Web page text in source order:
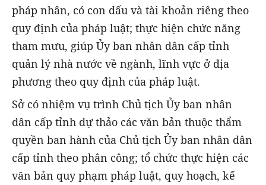
pháp nhân, có con dấu và tài khoản riêng theo
quy định của pháp luật; thực hiện chức năng
tham mưu, giúp Ủy ban nhân dân cấp tỉnh
quản lý nhà nước về ngành, lĩnh vực ở địa
phương theo quy định của pháp luật.
Sở có nhiệm vụ trình Chủ tịch Ủy ban nhân
dân cấp tỉnh dự thảo các văn bản thuộc thẩm
quyền ban hành của Chủ tịch Ủy ban nhân dân
cấp tỉnh theo phân công; tổ chức thực hiện các
văn bản quy phạm pháp luật, quy hoạch, kế